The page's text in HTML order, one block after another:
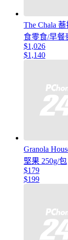
The Chala
食零食/早餐
$1,026
$1,140
Granola
堅果 250g/包
$179
$199